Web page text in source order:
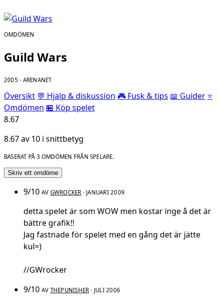
OMDÖMEN
Guild Wars
2005 · ARENANET
Översikt 💬 Hjälp & diskussion 🎮 Fusk & tips 📖 Guider ⭐
Omdömen 🏪 Köp spelet
8.67
8.67 av 10 i snittbetyg
BASERAT PÅ 3 OMDÖMEN FRÅN SPELARE.
Skriv ett omdöme
9/10 AV GWROCKER · JANUARI 2009
detta spelet är som WOW men kostar inge å det är
bättre grafik!!
Jag fastnade för spelet med en gång det är jätte
kul=)
//GWrocker
9/10 AV THEPUNISHER · JULI 2006